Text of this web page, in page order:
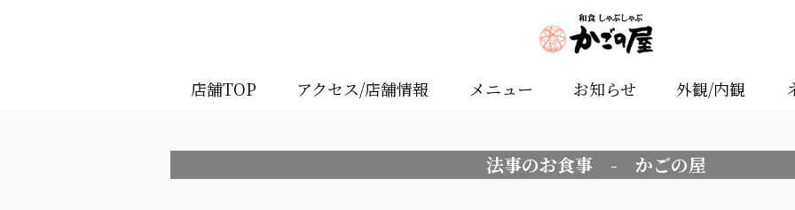
店舗TOP アクセス/店舗情報 メニュー お知らせ 外観/内観
法事のお食事 - かごの屋